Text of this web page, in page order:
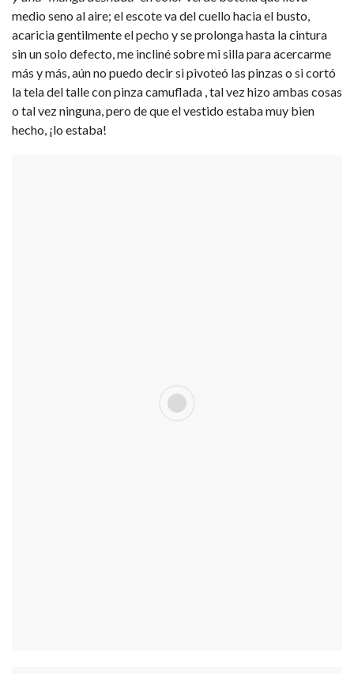
medio seno al aire; el escote va del cuello hacia el busto,
acaricia gentilmente el pecho y se prolonga hasta la cintura
sin un solo defecto, me incliné sobre mi silla para acercarme
más y más, aún no puedo decir si pivoteó las pinzas o si cortó
la tela del talle con pinza camuflada , tal vez hizo ambas cosas
o tal vez ninguna, pero de que el vestido estaba muy bien
hecho, ¡lo estaba!